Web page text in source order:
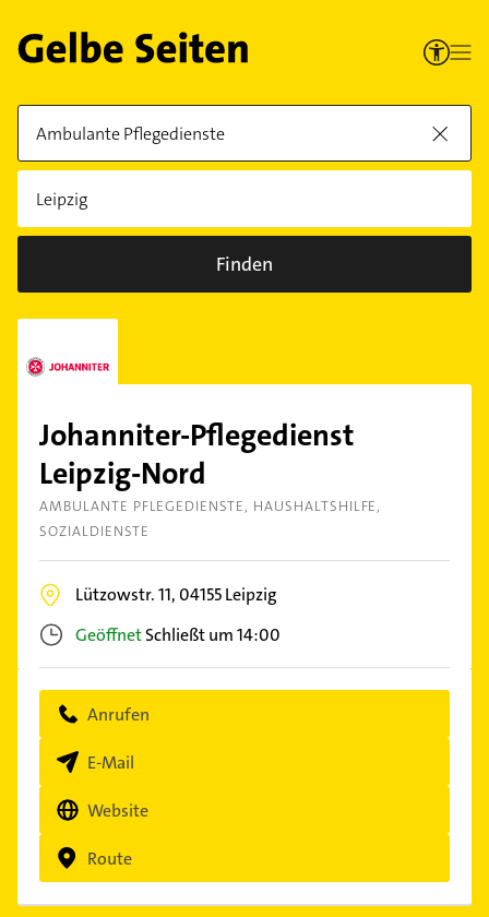
Finden
Johanniter-Pflegedienst
Leipzig-Nord
AMBULANTE PFLEGEDIENSTE
HAUSHALTSHILFE
SOZIALDIENSTE
Lützowstr. 11,04155Leipzig
GeöffnetSchließt um 14:00
Anrufen
E-Mail
Website
Route